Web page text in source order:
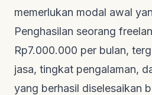
memerlukan modal awal
Penghasilan seorang
Rp7.000.000 per bulan,
jasa, tingkat pengalaman,
yang berhasil diselesaikan